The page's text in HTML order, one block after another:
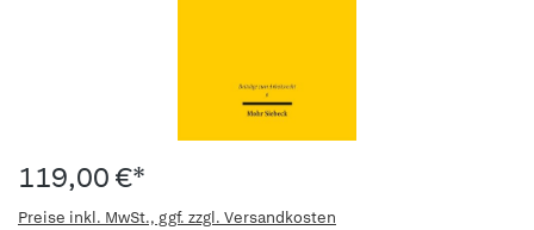
119,00 €*
Preise inkl. MwSt., ggf. zzgl. Versandkosten